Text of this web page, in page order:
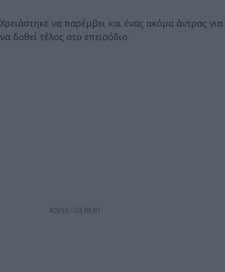
Χρειάστηκε να παρέμβει και ένας ακόμα άντρας για
να δοθεί τέλος στο επεισόδιο.